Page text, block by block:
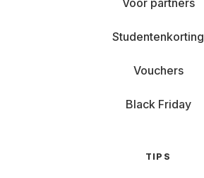
Voor partners
Studentenkorting
Vouchers
Black Friday
TIPS